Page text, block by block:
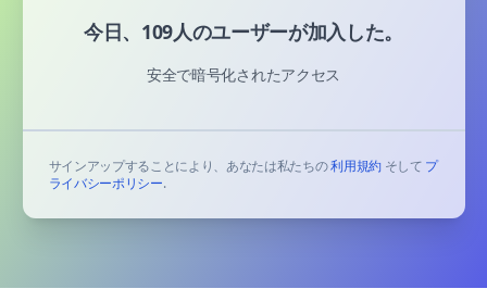
今日、109人のユーザーが加入した。
安全で暗号化されたアクセス
サインアップすることにより、あなたは私たちの利用規約そして プ
ライバシーポリシー.